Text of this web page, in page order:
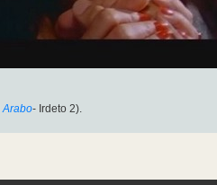
Arabo- Irdeto 2).